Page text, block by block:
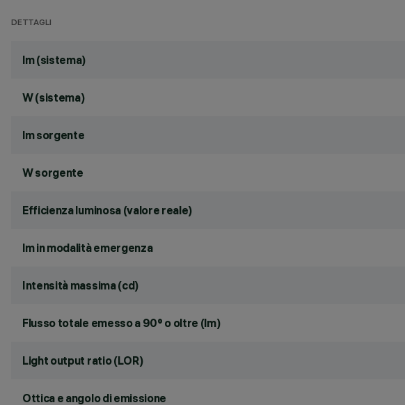
DETTAGLI
lm (sistema)
W (sistema)
lm sorgente
W sorgente
Efficienza luminosa (valore reale)
lm in modalità emergenza
Intensità massima (cd)
Flusso totale emesso a 90° o oltre (lm)
Light output ratio (LOR)
Ottica e angolo di emissione